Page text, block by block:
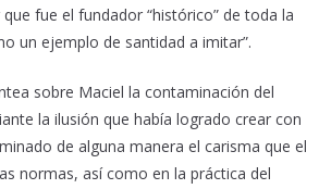
fue el fundador “histórico” de toda la
un ejemplo de santidad a imitar”.
sobre Maciel la contaminación del
la ilusión que había logrado crear con
de alguna manera el carisma que el
normas, así como en la práctica del